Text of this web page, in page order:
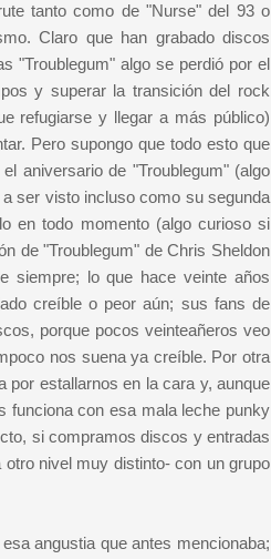
tanto como de "Nurse" del 93 o
Claro que han grabado discos
"Troublegum" algo se perdió por el
y superar la transición del rock
refugiarse y llegar a más público)
Pero supongo que todo esto que
aniversario de "Troublegum" (algo
ser visto incluso como su segunda
en todo momento (algo curioso si
de "Troublegum" de Chris Sheldon
siempre; lo que hace veinte años
creíble o peor aún; sus fans de
porque pocos veinteañeros veo
nos suena ya creíble. Por otra
por estallarnos en la cara y, aunque
funciona con esa mala leche punky
si compramos discos y entradas
nivel muy distinto- con un grupo
angustia que antes mencionaba;